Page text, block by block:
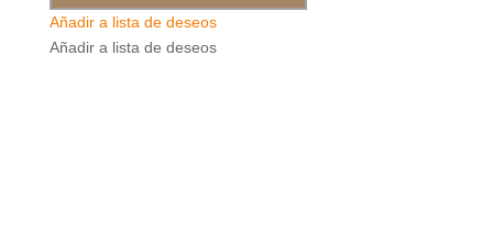
Añadir a lista de deseos
Añadir a lista de deseos